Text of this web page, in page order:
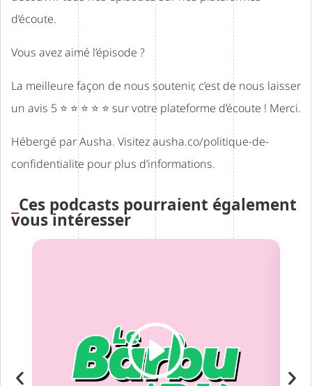
d’écoute.
Vous avez aimé l’épisode ?
La meilleure façon de nous soutenir, c’est de nous laisser
un avis 5 ⭐ ⭐ ⭐ ⭐ ⭐ sur votre plateforme d’écoute ! Merci.
Hébergé par Ausha. Visitezausha.co/politique-de-
confidentialite pour plus d’informations.
Ces podcasts pourraient également
vous intéresser